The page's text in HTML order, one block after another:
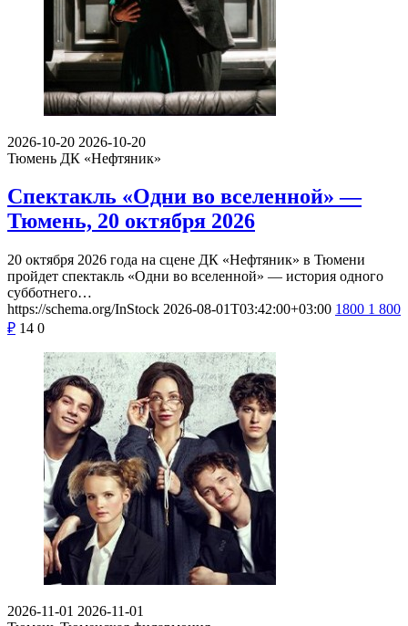
2026-10-20 2026-10-20
Тюмень ДК «Нефтяник»
Спектакль «Одни во вселенной» —
Тюмень, 20 октября 2026
20 октября 2026 года на сцене ДК «Нефтяник» в Тюмени
пройдет спектакль «Одни во вселенной» — история одного
субботнего…
https://schema.org/InStock 2026-08-01T03:42:00+03:00 1800 1 800
₽ 14 0
2026-11-01 2026-11-01